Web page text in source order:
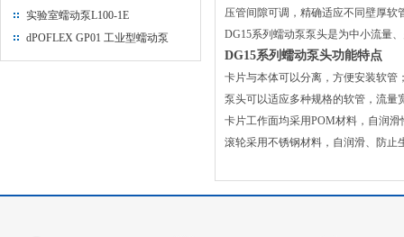
实验室蠕动泵L100-1E
dPOFLEX GP01 工业型蠕动泵
压管间隙可调，精确适应不同壁厚软
DG15系列蠕动泵泵头是为中小流量
DG15系列蠕动泵头功能特点
卡片与本体可以分离，方便安装软管
泵头可以适应多种规格的软管，流量
卡片工作面均采用POM材料，自润
滚轮采用不锈钢材料，自润滑、防止